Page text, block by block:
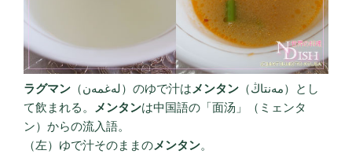
ラグマン （لەغمەن）のゆで汁は メンタン （مەنتاڭ）とし
て飲まれる。
メンタンは中国語の「面汤」（ミェンタ
ン）からの流入語。
（左）ゆで汁そのままのメンタン。